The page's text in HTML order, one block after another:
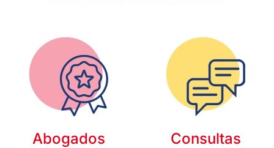
Abogados
Consultas